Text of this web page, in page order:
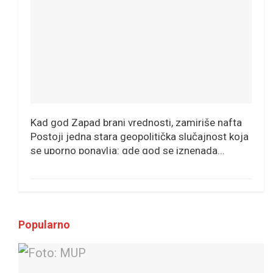
Kad god Zapad brani vrednosti, zamiriše nafta
Postoji jedna stara geopolitička slučajnost koja
se uporno ponavlja: gde god se iznenada...
Popularno